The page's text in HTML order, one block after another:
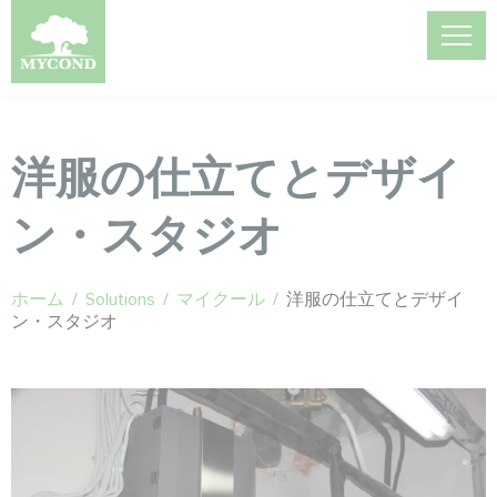
洋服の仕立てとデザイ
ン・スタジオ
ホーム / Solutions / マイクール / 洋服の仕立てとデザイ
ン・スタジオ